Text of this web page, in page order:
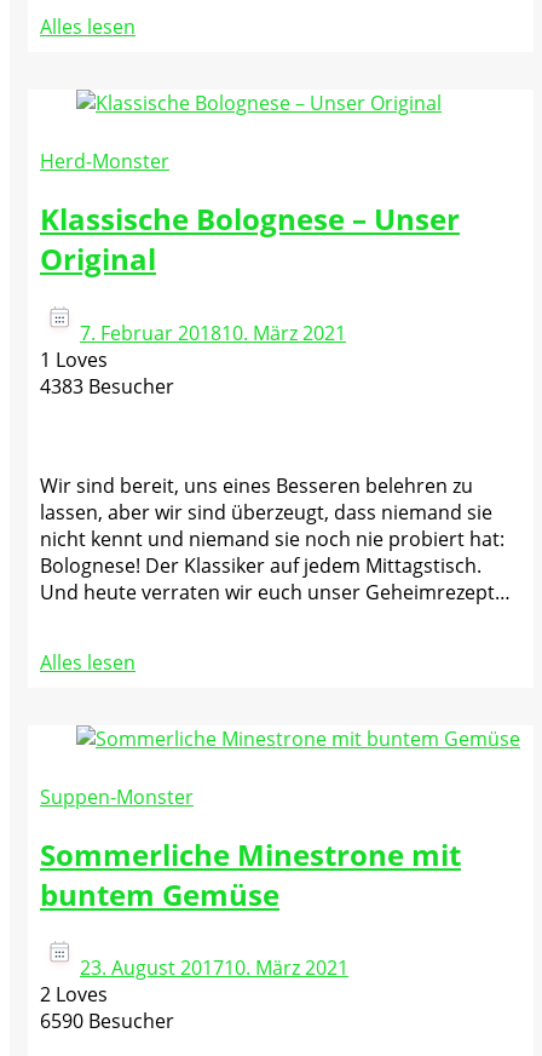
Alles lesen
Herd-Monster
Klassische Bolognese – Unser
Original
7. Februar 201810. März 2021
1 Loves
4383 Besucher
Wir sind bereit, uns eines Besseren belehren zu
lassen, aber wir sind überzeugt, dass niemand sie
nicht kennt und niemand sie noch nie probiert hat:
Bolognese! Der Klassiker auf jedem Mittagstisch.
Und heute verraten wir euch unser Geheimrezept…
Alles lesen
Suppen-Monster
Sommerliche Minestrone mit
buntem Gemüse
23. August 201710. März 2021
2 Loves
6590 Besucher